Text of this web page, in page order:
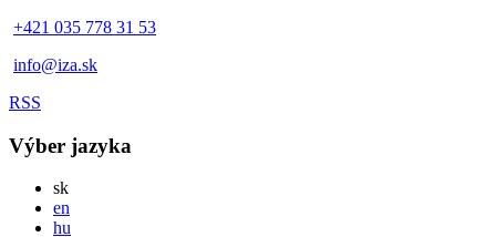
+421 035 778 31 53
info@iza.sk
RSS
Výber jazyka
skSlovensky
en
hu